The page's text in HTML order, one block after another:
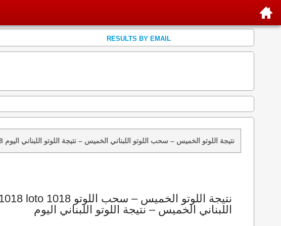
RESULTS BY EMAIL
نتائج سحب اللوتو 1018 الخميس 2012-08-30 – سحب zeed زيد loto 1018 loto 1018 نتيجة اللوتو الخميس – سحب اللوتو اللبناني الخميس – نتيجة اللوتو اللبناني اليوم
اللبناني الخميس – نتيجة اللوتو اللبناني اليوم